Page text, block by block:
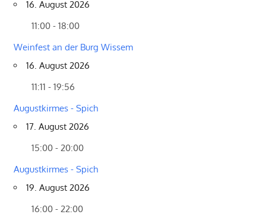
16. August 2026
11:00 - 18:00
Weinfest an der Burg Wissem
16. August 2026
11:11 - 19:56
Augustkirmes - Spich
17. August 2026
15:00 - 20:00
Augustkirmes - Spich
19. August 2026
16:00 - 22:00